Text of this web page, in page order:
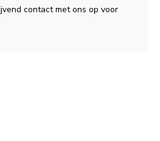
contact met ons op voor